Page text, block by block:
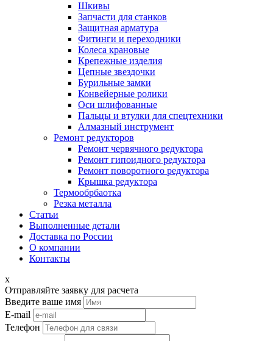
Шкивы
Запчасти для станков
Защитная арматура
Фитинги и переходники
Колеса крановые
Крепежные изделия
Цепные звездочки
Бурильные замки
Конвейерные ролики
Оси шлифованные
Пальцы и втулки для спецтехники
Алмазный инструмент
Ремонт редукторов
Ремонт червячного редуктора
Ремонт гипоидного редуктора
Ремонт поворотного редуктора
Крышка редуктора
Термообрбаотка
Резка металла
Статьи
Выполненные детали
Доставка по России
О компании
Контакты
x
Отправляйте заявку для расчета
Введите ваше имя
E-mail
Телефон